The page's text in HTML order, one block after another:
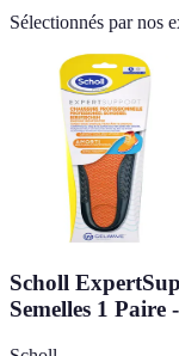
Sélectionnés par nos
Scholl
Semelles 1 Paire